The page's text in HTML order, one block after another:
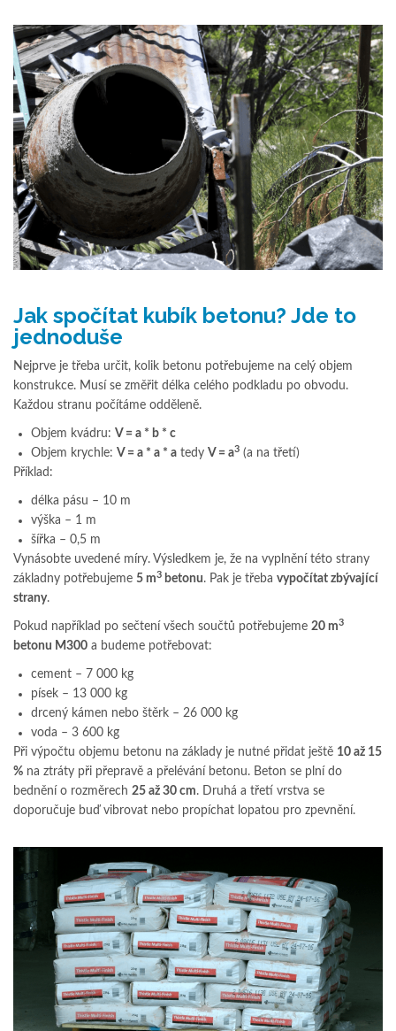
Jak spočítat kubík betonu? Jde to
jednoduše
Nejprve je třeba určit, kolik betonu potřebujeme na celý objem
konstrukce. Musí se změřit délka celého podkladu po obvodu.
Každou stranu počítáme odděleně.
Objem kvádru: V = a * b * c
Objem krychle: V = a * a * a tedy V = a3 (a na třetí)
Příklad:
délka pásu – 10 m
výška – 1 m
šířka – 0,5 m
Vynásobte uvedené míry. Výsledkem je, že na vyplnění této strany
základny potřebujeme 5 m3 betonu. Pak je třeba vypočítat zbývající
strany.
Pokud například po sečtení všech součtů potřebujeme 20 m3
betonu M300 a budeme potřebovat:
cement – 7 000 kg
písek – 13 000 kg
drcený kámen nebo štěrk – 26 000 kg
voda – 3 600 kg
Při výpočtu objemu betonu na základy je nutné přidat ještě 10 až 15
% na ztráty při přepravě a přelévání betonu. Beton se plní do
bednění o rozměrech 25 až 30 cm. Druhá a třetí vrstva se
doporučuje buď vibrovat nebo propíchat lopatou pro zpevnění.